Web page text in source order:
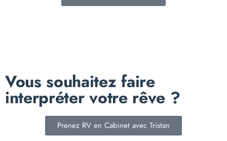
Vous souhaitez faire
interpréter votre rêve ?
Prenez RV en Cabinet avec Tristan